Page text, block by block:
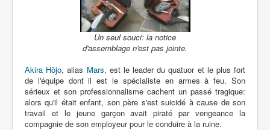
Un seul souci: la notice
d'assemblage n'est pas jointe.
Akira Hôjo, alias Mars, est le leader du quatuor et le plus fort
de l'équipe dont il est le spécialiste en armes à feu. Son
sérieux et son professionnalisme cachent un passé tragique:
alors qu'il était enfant, son père s'est suicidé à cause de son
travail et le jeune garçon avait piraté par vengeance la
compagnie de son employeur pour le conduire à la ruine.